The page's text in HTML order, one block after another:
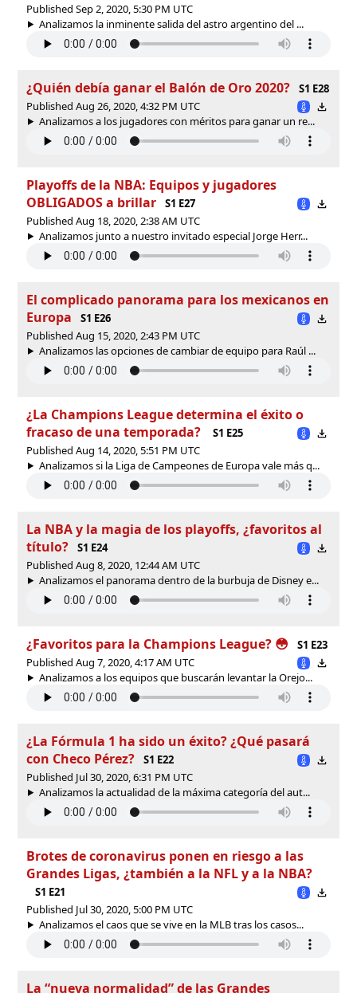
Published Sep 2, 2020, 5:30 PM UTC
Analizamos la inminente salida del astro argentino del ...
¿Quién debía ganar el Balón de Oro 2020?
S1 E28
Published Aug 26, 2020, 4:32 PM UTC
Analizamos a los jugadores con méritos para ganar un re...
Playoffs de la NBA: Equipos y jugadores
OBLIGADOS a brillar
S1 E27
Published Aug 18, 2020, 2:38 AM UTC
Analizamos junto a nuestro invitado especial Jorge Herr...
El complicado panorama para los mexicanos en
Europa
S1 E26
Published Aug 15, 2020, 2:43 PM UTC
Analizamos las opciones de cambiar de equipo para Raúl ...
¿La Champions League determina el éxito o
fracaso de una temporada?
S1 E25
Published Aug 14, 2020, 5:51 PM UTC
Analizamos si la Liga de Campeones de Europa vale más q...
La NBA y la magia de los playoffs, ¿favoritos al
título?
S1 E24
Published Aug 8, 2020, 12:44 AM UTC
Analizamos el panorama dentro de la burbuja de Disney e...
¿Favoritos para la Champions League? 😳
S1 E23
Published Aug 7, 2020, 4:17 AM UTC
Analizamos a los equipos que buscarán levantar la Orejo...
¿La Fórmula 1 ha sido un éxito? ¿Qué pasará
con Checo Pérez?
S1 E22
Published Jul 30, 2020, 6:31 PM UTC
Analizamos la actualidad de la máxima categoría del aut...
Brotes de coronavirus ponen en riesgo a las
Grandes Ligas, ¿también a la NFL y a la NBA?
S1 E21
Published Jul 30, 2020, 5:00 PM UTC
Analizamos el caos que se vive en la MLB tras los casos...
La “nueva normalidad” de las Grandes